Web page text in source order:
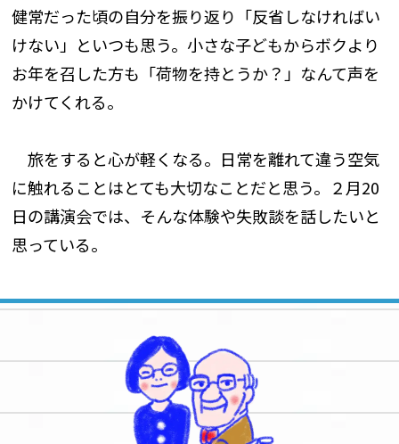
健常だった頃の自分を振り返り「反省しなければい
けない」といつも思う。小さな子どもからボクより
お年を召した方も「荷物を持とうか？」なんて声を
かけてくれる。
旅をすると心が軽くなる。日常を離れて違う空気
に触れることはとても大切なことだと思う。２月20
日の講演会では、そんな体験や失敗談を話したいと
思っている。